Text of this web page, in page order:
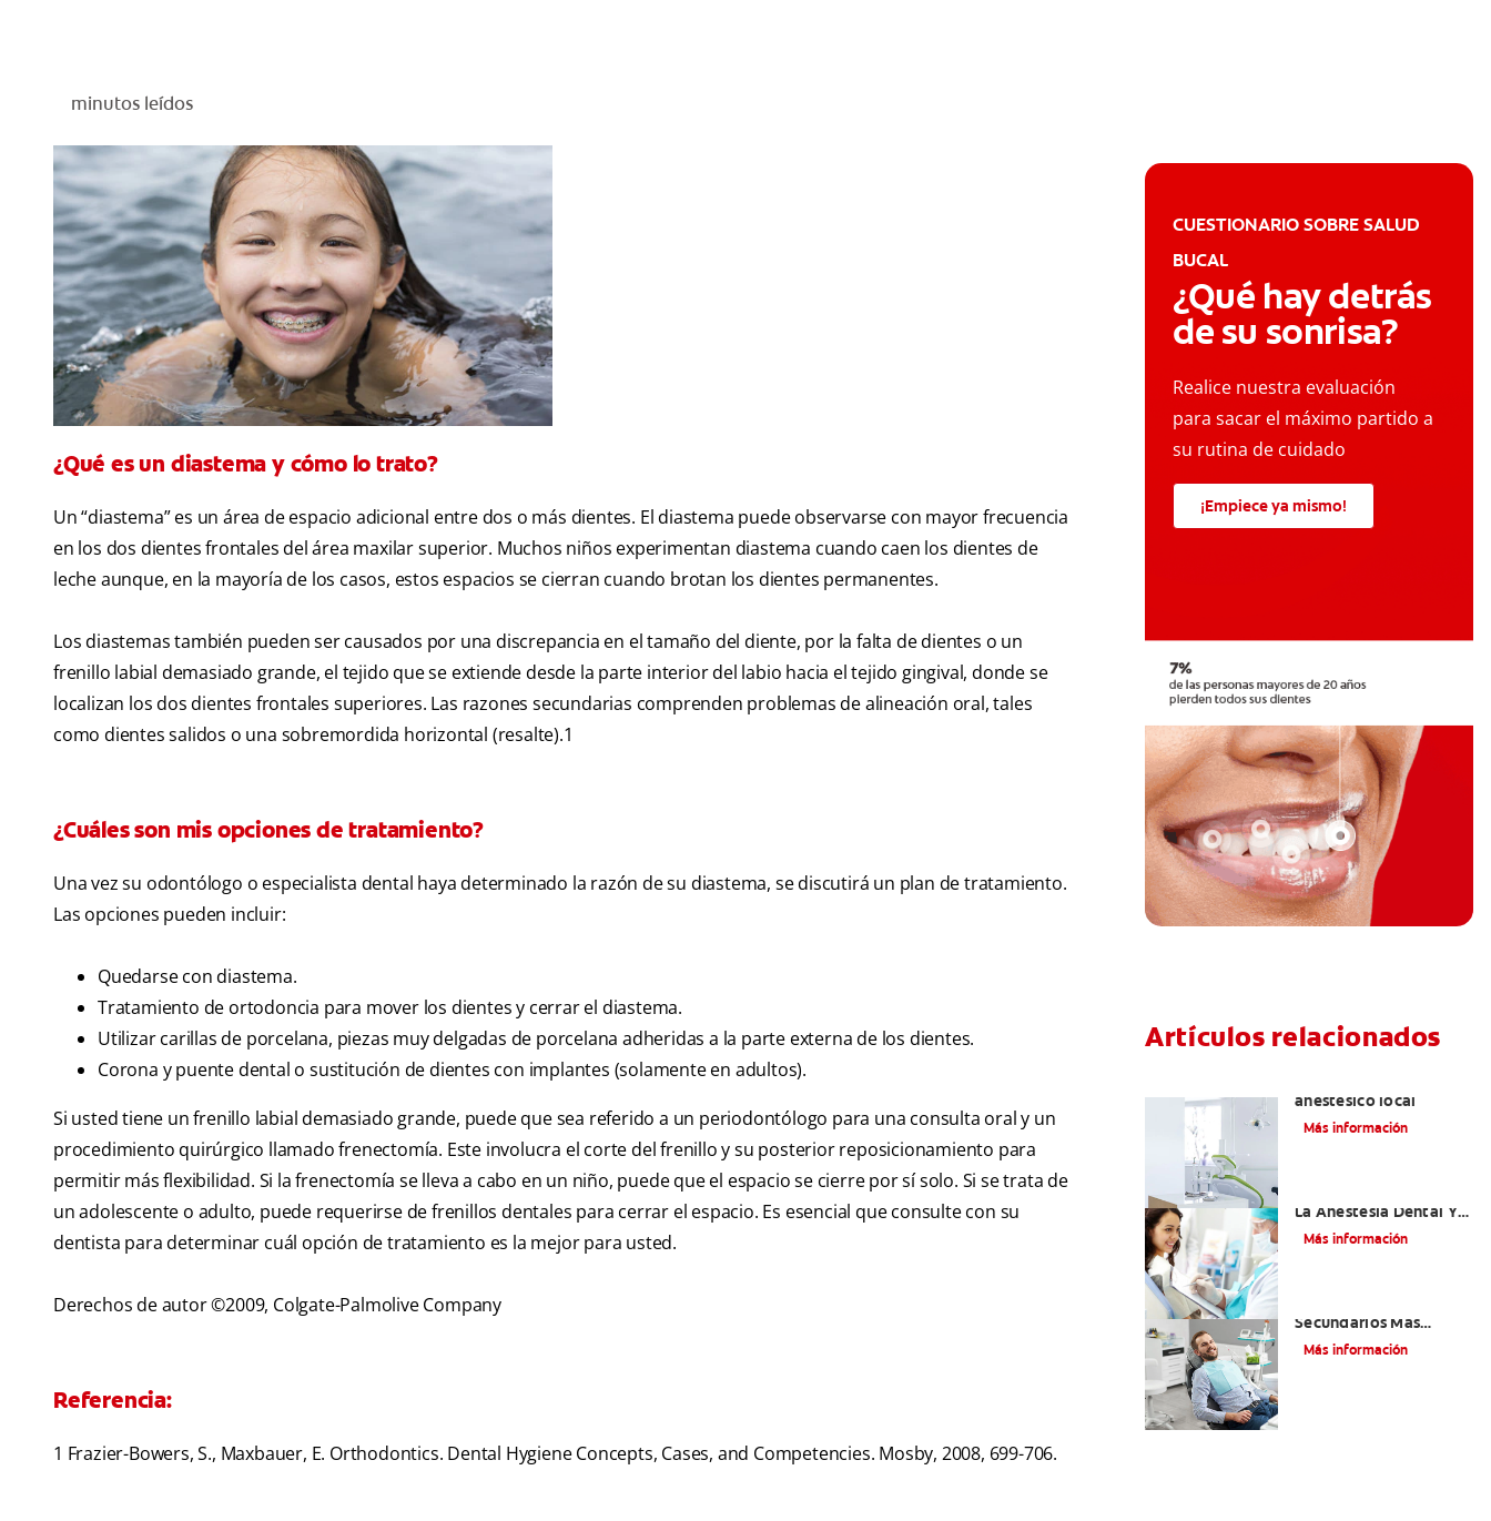
minutos leídos
¿Qué es un diastema y cómo lo trato?
Un “diastema” es un área de espacio adicional entre dos o más dientes. El diastema puede observarse con mayor frecuencia
en los dos dientes frontales del área maxilar superior. Muchos niños experimentan diastema cuando caen los dientes de
leche aunque, en la mayoría de los casos, estos espacios se cierran cuando brotan los dientes permanentes.
Los diastemas también pueden ser causados por una discrepancia en el tamaño del diente, por la falta de dientes o un
frenillo labial demasiado grande, el tejido que se extiende desde la parte interior del labio hacia el tejido gingival, donde se
localizan los dos dientes frontales superiores. Las razones secundarias comprenden problemas de alineación oral, tales
como dientes salidos o una sobremordida horizontal (resalte).1
¿Cuáles son mis opciones de tratamiento?
Una vez su odontólogo o especialista dental haya determinado la razón de su diastema, se discutirá un plan de tratamiento.
Las opciones pueden incluir:
Quedarse con diastema.
Tratamiento de ortodoncia para mover los dientes y cerrar el diastema.
Utilizar carillas de porcelana, piezas muy delgadas de porcelana adheridas a la parte externa de los dientes.
Corona y puente dental o sustitución de dientes con implantes (solamente en adultos).
Si usted tiene un frenillo labial demasiado grande, puede que sea referido a un periodontólogo para una consulta oral y un
procedimiento quirúrgico llamado frenectomía. Este involucra el corte del frenillo y su posterior reposicionamiento para
permitir más flexibilidad. Si la frenectomía se lleva a cabo en un niño, puede que el espacio se cierre por sí solo. Si se trata de
un adolescente o adulto, puede requerirse de frenillos dentales para cerrar el espacio. Es esencial que consulte con su
dentista para determinar cuál opción de tratamiento es la mejor para usted.
Derechos de autor ©2009, Colgate-Palmolive Company
Referencia:
1 Frazier-Bowers, S., Maxbauer, E. Orthodontics. Dental Hygiene Concepts, Cases, and Competencies. Mosby, 2008, 699-706.
CUESTIONARIO SOBRE SALUD
BUCAL
¿Qué hay detrás
de su sonrisa?
Realice nuestra evaluación
para sacar el máximo partido a
su rutina de cuidado
¡Empiece ya mismo!
Artículos relacionados
anestésico local
Más información
La Anestesia Dental Y
Causas De Tratamiento
Más información
Secundarios Más
Comunes De La
Más información